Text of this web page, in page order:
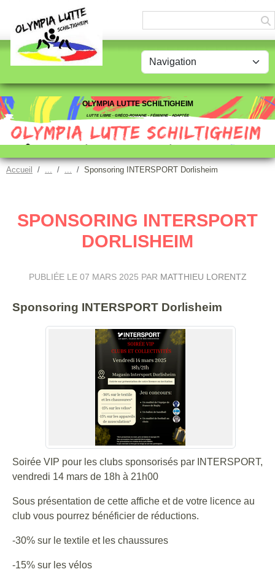
OLYMPIA LUTTE SCHILTIGHEIM
LUTTE LIBRE - GRÉCO-ROMAINE - FÉMININE - ADAPTÉE
Accueil Sponsoring INTERSPORT Dorlisheim
SPONSORING INTERSPORT
DORLISHEIM
PUBLIÉE LE 07 MARS 2025 PAR MATTHIEU LORENTZ
Sponsoring INTERSPORT Dorlisheim
Soirée VIP pour les clubs sponsorisés par INTERSPORT,
vendredi 14 mars de 18h à 21h00
Sous présentation de cette affiche et de votre licence au
club vous pourrez bénéficier de réductions.
-30% sur le textile et les chaussures
-15% sur les vélos
Panneau de gestion des cookies